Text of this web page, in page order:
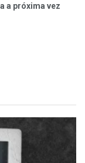
a próxima vez